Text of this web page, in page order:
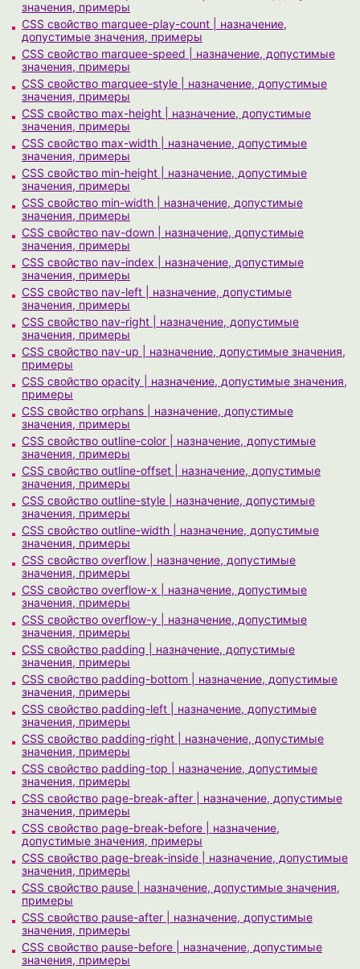
значения, примеры
CSS свойство marquee-play-count | назначение,
допустимые значения, примеры
CSS свойство marquee-speed | назначение, допустимые
значения, примеры
CSS свойство marquee-style | назначение, допустимые
значения, примеры
CSS свойство max-height | назначение, допустимые
значения, примеры
CSS свойство max-width | назначение, допустимые
значения, примеры
CSS свойство min-height | назначение, допустимые
значения, примеры
CSS свойство min-width | назначение, допустимые
значения, примеры
CSS свойство nav-down | назначение, допустимые
значения, примеры
CSS свойство nav-index | назначение, допустимые
значения, примеры
CSS свойство nav-left | назначение, допустимые
значения, примеры
CSS свойство nav-right | назначение, допустимые
значения, примеры
CSS свойство nav-up | назначение, допустимые значения,
примеры
CSS свойство opacity | назначение, допустимые значения,
примеры
CSS свойство orphans | назначение, допустимые
значения, примеры
CSS свойство outline-color | назначение, допустимые
значения, примеры
CSS свойство outline-offset | назначение, допустимые
значения, примеры
CSS свойство outline-style | назначение, допустимые
значения, примеры
CSS свойство outline-width | назначение, допустимые
значения, примеры
CSS свойство overflow | назначение, допустимые
значения, примеры
CSS свойство overflow-x | назначение, допустимые
значения, примеры
CSS свойство overflow-y | назначение, допустимые
значения, примеры
CSS свойство padding | назначение, допустимые
значения, примеры
CSS свойство padding-bottom | назначение, допустимые
значения, примеры
CSS свойство padding-left | назначение, допустимые
значения, примеры
CSS свойство padding-right | назначение, допустимые
значения, примеры
CSS свойство padding-top | назначение, допустимые
значения, примеры
CSS свойство page-break-after | назначение, допустимые
значения, примеры
CSS свойство page-break-before | назначение,
допустимые значения, примеры
CSS свойство page-break-inside | назначение, допустимые
значения, примеры
CSS свойство pause | назначение, допустимые значения,
примеры
CSS свойство pause-after | назначение, допустимые
значения, примеры
CSS свойство pause-before | назначение, допустимые
значения, примеры